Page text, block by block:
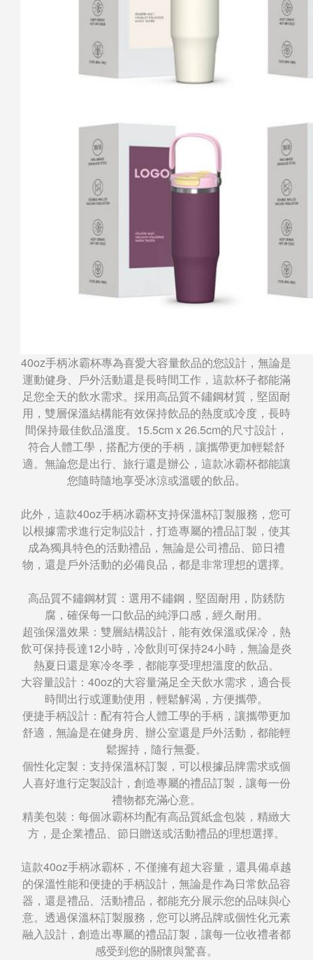
40oz手柄冰霸杯專為喜愛大容量飲品的您設計，無論是
運動健身、戶外活動還是長時間工作，這款杯子都能滿
足您全天的飲水需求。採用高品質不鏽鋼材質，堅固耐
用，雙層保溫結構能有效保持飲品的熱度或冷度，長時
間保持最佳飲品溫度。15.5cm x 26.5cm的尺寸設計，
符合人體工學，搭配方便的手柄，讓攜帶更加輕鬆舒
適。無論您是出行、旅行還是辦公，這款冰霸杯都能讓
您隨時隨地享受冰涼或溫暖的飲品。
此外，這款40oz手柄冰霸杯支持保溫杯訂製服務，您可
以根據需求進行定制設計，打造專屬的禮品訂製，使其
成為獨具特色的活動禮品，無論是公司禮品、節日禮
物，還是戶外活動的必備良品，都是非常理想的選擇。
高品質不鏽鋼材質：選用不鏽鋼，堅固耐用，防銹防
腐，確保每一口飲品的純淨口感，經久耐用。
超強保溫效果：雙層結構設計，能有效保溫或保冷，熱
飲可保持長達12小時，冷飲則可保持24小時，無論是炎
熱夏日還是寒冷冬季，都能享受理想溫度的飲品。
大容量設計：40oz的大容量滿足全天飲水需求，適合長
時間出行或運動使用，輕鬆解渴，方便攜帶。
便捷手柄設計：配有符合人體工學的手柄，讓攜帶更加
舒適，無論是在健身房、辦公室還是戶外活動，都能輕
鬆握持，隨行無憂。
個性化定製：支持保溫杯訂製，可以根據品牌需求或個
人喜好進行定製設計，創造專屬的禮品訂製，讓每一份
禮物都充滿心意。
精美包裝：每個冰霸杯均配有高品質紙盒包裝，精緻大
方，是企業禮品、節日贈送或活動禮品的理想選擇。
這款40oz手柄冰霸杯，不僅擁有超大容量，還具備卓越
的保溫性能和便捷的手柄設計，無論是作為日常飲品容
器，還是禮品、活動禮品，都能充分展示您的品味與心
意。透過保溫杯訂製服務，您可以將品牌或個性化元素
融入設計，創造出專屬的禮品訂製，讓每一位收禮者都
感受到您的關懷與驚喜。